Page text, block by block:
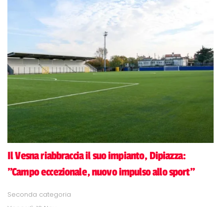
Il Vesna riabbraccia il suo impianto, Dipiazza:
"Campo eccezionale, nuovo impulso allo sport"
Seconda categoria